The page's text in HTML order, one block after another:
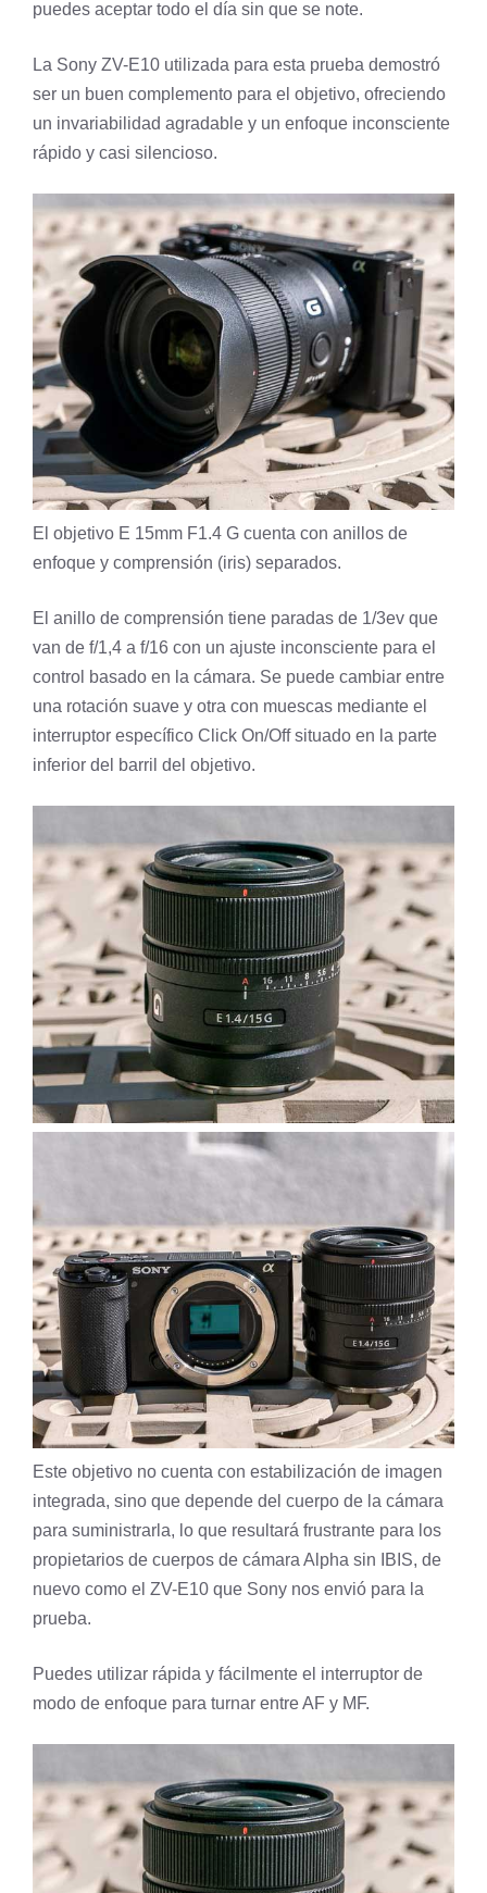
puedes aceptar todo el día sin que se note.
La Sony ZV-E10 utilizada para esta prueba demostró
ser un buen complemento para el objetivo, ofreciendo
un invariabilidad agradable y un enfoque inconsciente
rápido y casi silencioso.
El objetivo E 15mm F1.4 G cuenta con anillos de
enfoque y comprensión (iris) separados.
El anillo de comprensión tiene paradas de 1/3ev que
van de f/1,4 a f/16 con un ajuste inconsciente para el
control basado en la cámara. Se puede cambiar entre
una rotación suave y otra con muescas mediante el
interruptor específico Click On/Off situado en la parte
inferior del barril del objetivo.
Este objetivo no cuenta con estabilización de imagen
integrada, sino que depende del cuerpo de la cámara
para suministrarla, lo que resultará frustrante para los
propietarios de cuerpos de cámara Alpha sin IBIS, de
nuevo como el ZV-E10 que Sony nos envió para la
prueba.
Puedes utilizar rápida y fácilmente el interruptor de
modo de enfoque para turnar entre AF y MF.